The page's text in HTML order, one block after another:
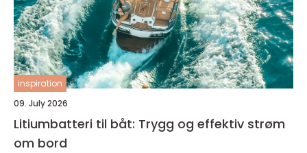
inspiration
09. July 2026
Litiumbatteri til båt: Trygg og effektiv strøm
om bord